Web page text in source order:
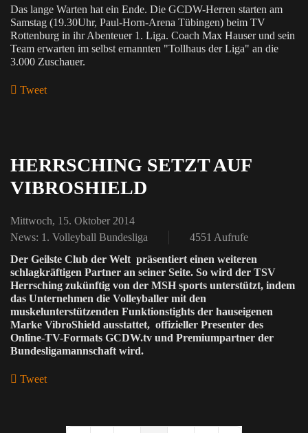
Das lange Warten hat ein Ende. Die GCDW-Herren starten am
Samstag (19.30Uhr, Paul-Horn-Arena Tübingen) beim TV
Rottenburg in ihr Abenteuer 1. Liga. Coach Max Hauser und sein
Team erwarten im selbst ernannten "Tollhaus der Liga" an die
3.000 Zuschauer.
Tweet
HERRSCHING SETZT AUF
VIBROSHIELD
Mittwoch, 15. Oktober 2014
News: 1. Volleyball Bundesliga
4551 Aufrufe
Der Geilste Club der Welt präsentiert einen weiteren
schlagkräftigen Partner an seiner Seite. So wird der TSV
Herrsching zukünftig von der MSH sports unterstützt, indem
das Unternehmen die Volleyballer mit den
muskelunterstützenden Funktionstights der hauseigenen
Marke VibroShield ausstattet, offizieller Presenter des
Online-TV-Formats GCDW.tv und Premiumpartner der
Bundesligamannschaft wird.
Tweet